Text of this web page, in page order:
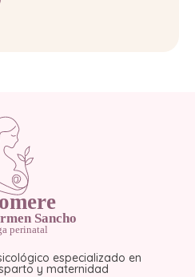
especializado en
y maternidad